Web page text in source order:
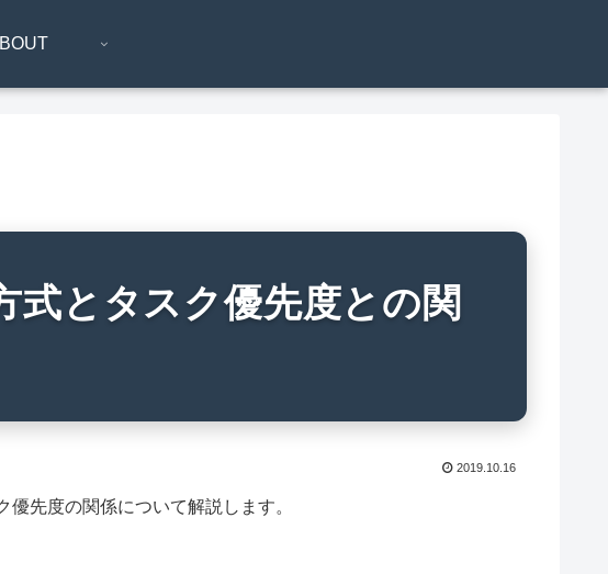
式とタスク優先度との関
2019.10.16
先度の関係について解説します。